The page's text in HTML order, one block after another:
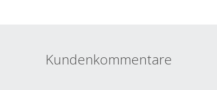
Kundenkommentare